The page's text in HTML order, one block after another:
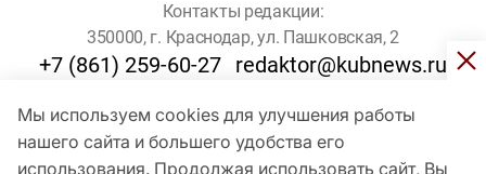
Мы используем cookies для улучшения работы
нашего сайта и большего удобства его
использования. Продолжая использовать сайт, Вы
Контакты редакции:
350000, г. Краснодар, ул. Пашковская, 2
+7 (861) 259-60-27 redaktor@kubnews.ru
Для пользователей старше 16 лет
© Кубанские Новости, 2017